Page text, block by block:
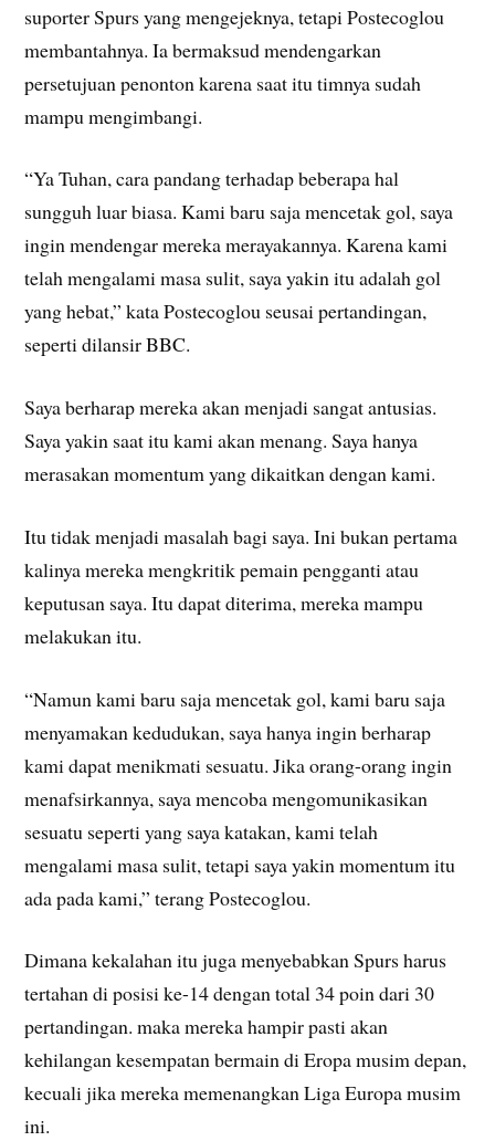
suporter Spurs yang mengejeknya, tetapi Postecoglou
membantahnya. Ia bermaksud mendengarkan
persetujuan penonton karena saat itu timnya sudah
mampu mengimbangi.
“Ya Tuhan, cara pandang terhadap beberapa hal
sungguh luar biasa. Kami baru saja mencetak gol, saya
ingin mendengar mereka merayakannya. Karena kami
telah mengalami masa sulit, saya yakin itu adalah gol
yang hebat,” kata Postecoglou seusai pertandingan,
seperti dilansir BBC.
Saya berharap mereka akan menjadi sangat antusias.
Saya yakin saat itu kami akan menang. Saya hanya
merasakan momentum yang dikaitkan dengan kami.
Itu tidak menjadi masalah bagi saya. Ini bukan pertama
kalinya mereka mengkritik pemain pengganti atau
keputusan saya. Itu dapat diterima, mereka mampu
melakukan itu.
“Namun kami baru saja mencetak gol, kami baru saja
menyamakan kedudukan, saya hanya ingin berharap
kami dapat menikmati sesuatu. Jika orang-orang ingin
menafsirkannya, saya mencoba mengomunikasikan
sesuatu seperti yang saya katakan, kami telah
mengalami masa sulit, tetapi saya yakin momentum itu
ada pada kami,” terang Postecoglou.
Dimana kekalahan itu juga menyebabkan Spurs harus
tertahan di posisi ke-14 dengan total 34 poin dari 30
pertandingan. maka mereka hampir pasti akan
kehilangan kesempatan bermain di Eropa musim depan,
kecuali jika mereka memenangkan Liga Europa musim
ini.